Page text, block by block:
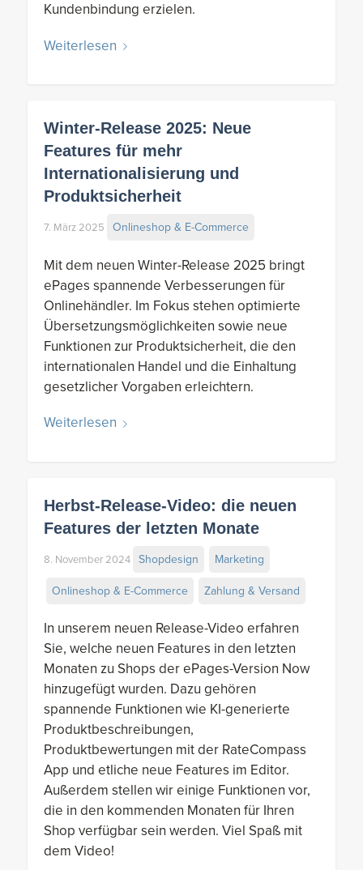
Kundenbindung erzielen.
Weiterlesen
Winter-Release 2025: Neue
Features für mehr
Internationalisierung und
Produktsicherheit
7. März 2025 Onlineshop & E-Commerce
Mit dem neuen Winter-Release 2025 bringt
ePages spannende Verbesserungen für
Onlinehändler. Im Fokus stehen optimierte
Übersetzungsmöglichkeiten sowie neue
Funktionen zur Produktsicherheit, die den
internationalen Handel und die Einhaltung
gesetzlicher Vorgaben erleichtern.
Weiterlesen
Herbst-Release-Video: die neuen
Features der letzten Monate
8. November 2024 Shopdesign Marketing
Onlineshop & E-Commerce Zahlung & Versand
In unserem neuen Release-Video erfahren
Sie, welche neuen Features in den letzten
Monaten zu Shops der ePages-Version Now
hinzugefügt wurden. Dazu gehören
spannende Funktionen wie KI-generierte
Produktbeschreibungen,
Produktbewertungen mit der RateCompass
App und etliche neue Features im Editor.
Außerdem stellen wir einige Funktionen vor,
die in den kommenden Monaten für Ihren
Shop verfügbar sein werden. Viel Spaß mit
dem Video!